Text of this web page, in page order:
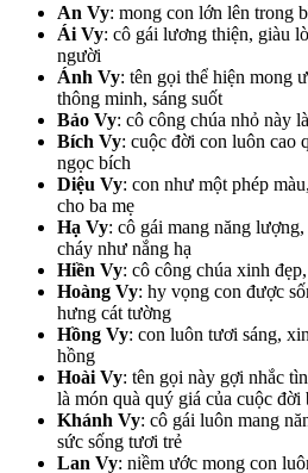
An Vy: mong con lớn lên trong
Ái Vy: cô gái lương thiện, giàu
người
Ánh Vy: tên gọi thể hiện mong
thông minh, sáng suốt
Bảo Vy: cô công chúa nhỏ này
Bích Vy: cuộc đời con luôn cao
ngọc bích
Diệu Vy: con như một phép
cho ba mẹ
Hạ Vy: cô gái mang năng
cháy như nắng hạ
Hiền Vy: cô công chúa xinh
Hoàng Vy: hy vọng con được
hưng cát tường
Hồng Vy: con luôn tươi sáng,
hồng
Hoài Vy: tên gọi này gợi nhắc
là món quà quý giá của cuộc đời
Khánh Vy: cô gái luôn mang
sức sống tươi trẻ
Lan Vy: niềm ước mong con